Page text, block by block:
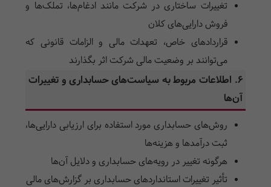
تغییرات ساختاری در شرکت مانند ادغام‌ها، تملک‌ها و
فروش دارایی‌های کلان
قراردادهای خاص، تعهدات مالی و الزامات قانونی که
می‌توانند بر وضعیت مالی شرکت اثر بگذارند
6. اطلاعات مربوط به سیاست‌های حسابداری و تغییرات
آن‌ها
روش‌های حسابداری مورد استفاده برای ارزیابی دارایی‌ها،
ثبت درآمدها و هزینه‌ها
هرگونه تغییر در رویه‌های حسابداری و دلایل آن‌ها
تأثیر تغییرات استانداردهای حسابداری بر گزارش‌های مالی